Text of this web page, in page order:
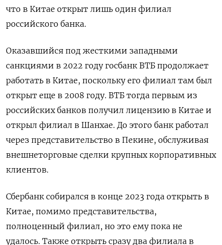
что в Китае открыт лишь один филиал
российского банка.
Оказавшийся под жесткими западными
санкциями в 2022 году госбанк ВТБ продолжает
работать в Китае, поскольку его филиал там был
открыт еще в 2008 году. ВТБ тогда первым из
российских банков получил лицензию в Китае и
открыл филиал в Шанхае. До этого банк работал
через представительство в Пекине, обслуживая
внешнеторговые сделки крупных корпоративных
клиентов.
Сбербанк собирался в конце 2023 года открыть в
Китае, помимо представительства,
полноценный филиал, но это ему пока не
удалось. Также открыть сразу два филиала в